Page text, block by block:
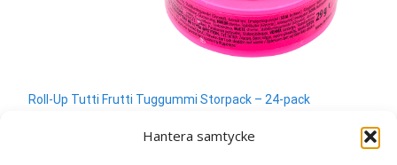
Hantera samtycke
Roll-Up Tutti Frutti Tuggummi Storpack – 24-pack